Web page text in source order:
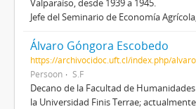
Valparaíso, desde 1939 a 1945.
Jefe del Seminario de Economía
Álvaro Góngora Escobedo
https://archivocidoc.uft.cl/index.php/
Persoon
S.F
Decano de la Facultad de
la Universidad Finis Terrae;